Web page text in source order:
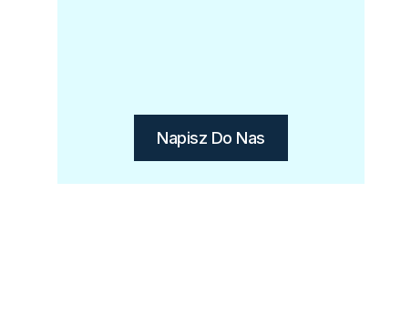
Napisz Do Nas